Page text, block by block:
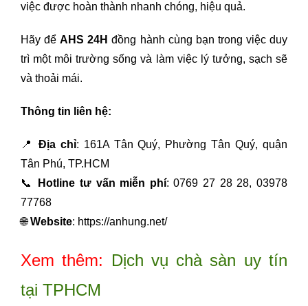
việc được hoàn thành nhanh chóng, hiệu quả.
Hãy đểAHS 24H đồng hành cùng bạn trong việc duy
trì một môi trường sống và làm việc lý tưởng, sạch sẽ
và thoải mái.
Thông tin liên hệ:
📍 Địa chỉ: 161A Tân Quý, Phường Tân Quý, quận
Tân Phú, TP.HCM
📞
Hotline tư vấn miễn phí: 0769 27 28 28, 03978
77768
🌐Website: https://anhung.net/
Xem thêm: Dịch vụ chà sàn uy tín
tại TPHCM